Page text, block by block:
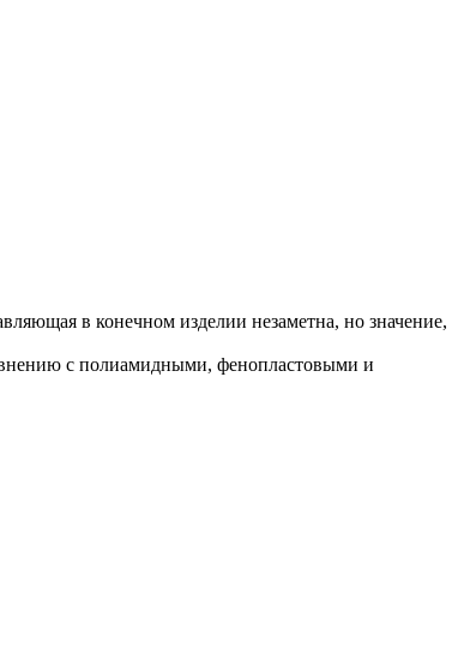
в конечном изделии незаметна, но значение,
с полиамидными, фенопластовыми и